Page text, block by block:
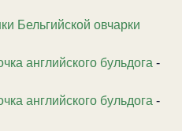
Бельгийской овчарки
английского бульдога -
английского бульдога -